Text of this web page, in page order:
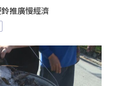
推廣慢經濟